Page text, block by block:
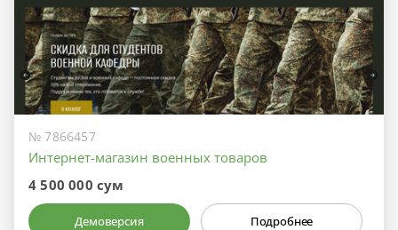
№ 7866457
Интернет-магазин военных товаров
4 500 000 сум
Демоверсия Подробнее